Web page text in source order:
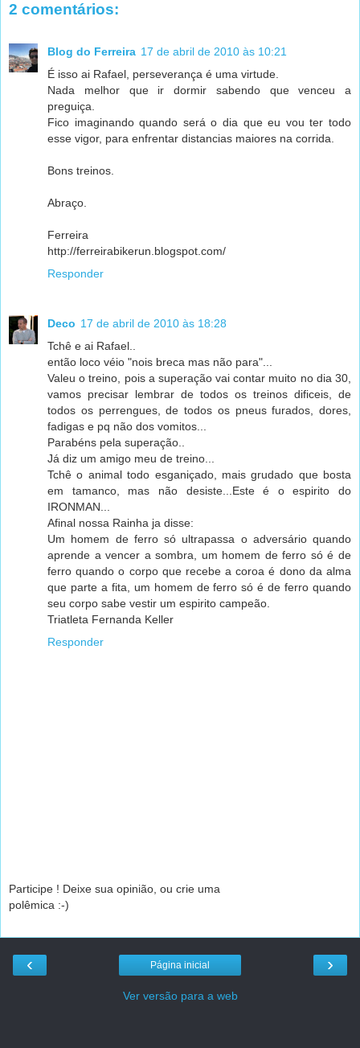
2 comentários:
Blog do Ferreira 17 de abril de 2010 às 10:21
É isso ai Rafael, perseverança é uma virtude.
Nada melhor que ir dormir sabendo que venceu a
preguiça.
Fico imaginando quando será o dia que eu vou ter todo
esse vigor, para enfrentar distancias maiores na corrida.
Bons treinos.
Abraço.
Ferreira
http://ferreirabikerun.blogspot.com/
Responder
Deco 17 de abril de 2010 às 18:28
Tchê e ai Rafael..
então loco véio "nois breca mas não para"...
Valeu o treino, pois a superação vai contar muito no dia 30,
vamos precisar lembrar de todos os treinos dificeis, de
todos os perrengues, de todos os pneus furados, dores,
fadigas e pq não dos vomitos...
Parabéns pela superação..
Já diz um amigo meu de treino...
Tchê o animal todo esganiçado, mais grudado que bosta
em tamanco, mas não desiste...Este é o espirito do
IRONMAN...
Afinal nossa Rainha ja disse:
Um homem de ferro só ultrapassa o adversário quando
aprende a vencer a sombra, um homem de ferro só é de
ferro quando o corpo que recebe a coroa é dono da alma
que parte a fita, um homem de ferro só é de ferro quando
seu corpo sabe vestir um espirito campeão.
Triatleta Fernanda Keller
Responder
Participe ! Deixe sua opinião, ou crie uma
polêmica :-)
‹ ›
Página inicial
Ver versão para a web